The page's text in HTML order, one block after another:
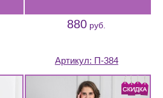
880 руб.
Артикул: П-384